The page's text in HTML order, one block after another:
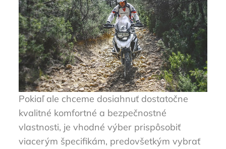
Pokiaľ ale chceme dosiahnuť dostatočne
kvalitné komfortné a bezpečnostné
vlastnosti, je vhodné výber prispôsobiť
viacerým špecifikám, predovšetkým vybrať